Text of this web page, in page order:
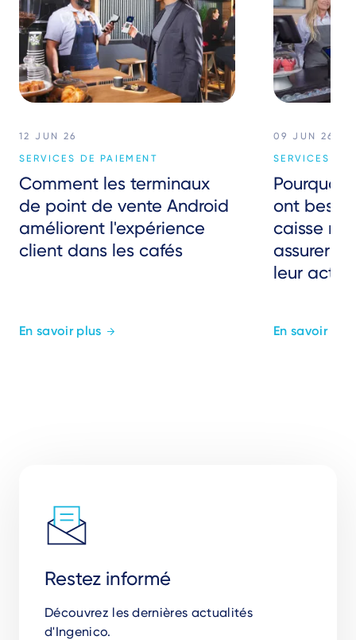
12 JUN 26
SERVICES DE PAIEMENT
Comment les terminaux
de point de vente Android
améliorent l'expérience
client dans les cafés
En savoir plus
09 JUN 26
SERVICES DE
Pourquoi
ont
caisse
assurer
leur
En savoir plus
Restez informé
Découvrez les dernières actualités
d'Ingenico.